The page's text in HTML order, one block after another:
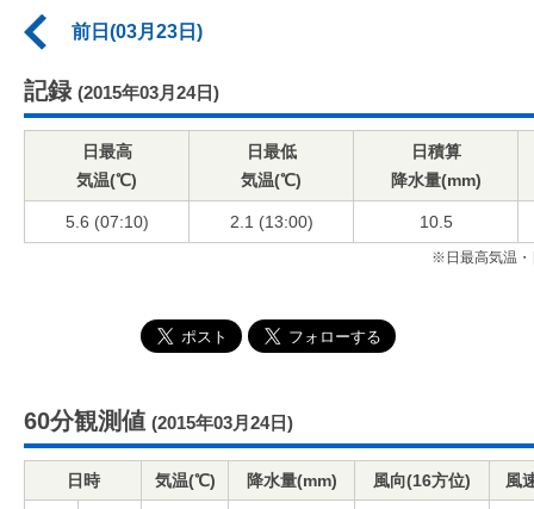
前日(03月23日)
記録 (2015年03月24日)
日最高
気温(℃)
日最低
気温(℃)
日積算
降水量(mm)
5.6 (07:10) 2.1 (13:00) 10.5
※日最高気温・
60分観測値 (2015年03月24日)
日時 気温(℃) 降水量(mm) 風向(16方位) 風